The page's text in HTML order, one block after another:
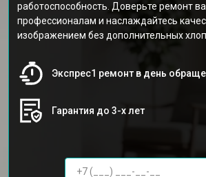
работоспособность. Доверьте ремонт
профессионалам и наслаждайтесь
изображением без дополнительных
Экспрес1 ремонт в день
Гарантия до 3-х лет